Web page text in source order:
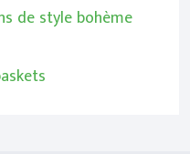
de style bohème